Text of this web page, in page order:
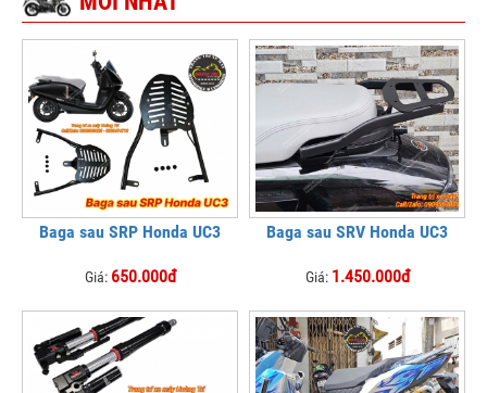
Baga sau SRP Honda UC3
Giá: 650.000đ
Baga sau SRV Honda UC3
Giá: 1.450.000đ